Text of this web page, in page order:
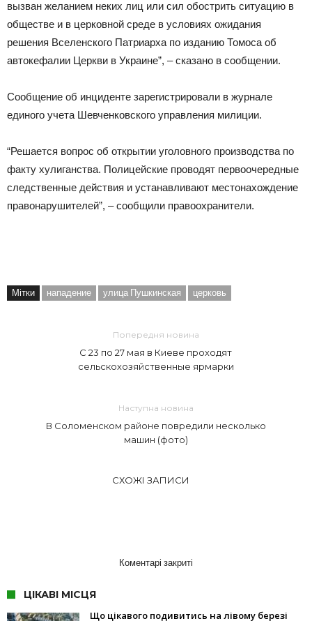
вызван желанием неких лиц или сил обострить ситуацию в
обществе и в церковной среде в условиях ожидания
решения Вселенского Патриарха по изданию Томоса об
автокефалии Церкви в Украине”, – сказано в сообщении.
Сообщение об инциденте зарегистрировали в журнале
единого учета Шевченковского управления милиции.
“Решается вопрос об открытии уголовного производства по
факту хулиганства. Полицейские проводят первоочередные
следственные действия и устанавливают местонахождение
правонарушителей”, – сообщили правоохранители.
Мітки нападение улица Пушкинская церковь
Попередня новина
С 23 по 27 мая в Киеве проходят
сельскохозяйственные ярмарки
Наступна новина
В Соломенском районе повредили несколько
машин (фото)
СХОЖІ ЗАПИСИ
Коментарі закриті
ЦІКАВІ МІСЦЯ
Що цікавого подивитись на лівому березі